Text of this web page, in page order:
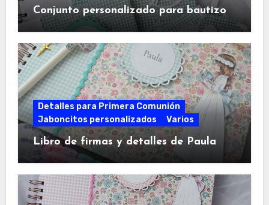
Conjunto personalizado para bautizo
Detalles para Primera Comunión
Jaboncitos personalizados
Varios
Libro de firmas y detalles de Paula